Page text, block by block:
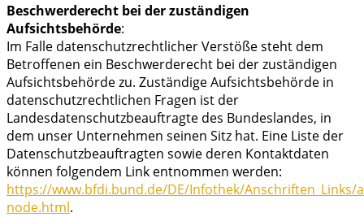
Beschwerderecht bei der zuständigen
Aufsichtsbehörde:
Im Falle datenschutzrechtlicher Verstöße steht dem
Betroffenen ein Beschwerderecht bei der zuständigen
Aufsichtsbehörde zu. Zuständige Aufsichtsbehörde in
datenschutzrechtlichen Fragen ist der
Landesdatenschutzbeauftragte des Bundeslandes, in
dem unser Unternehmen seinen Sitz hat. Eine Liste der
Datenschutzbeauftragten sowie deren Kontaktdaten
können folgendem Link entnommen werden:
https://www.bfdi.bund.de/DE/Infothek/Anschriften_Links/
node.html.